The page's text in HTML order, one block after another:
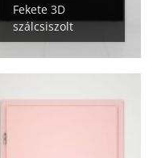
Fekete 3D
szálcsiszolt